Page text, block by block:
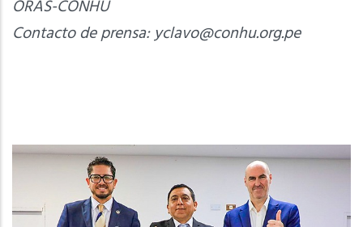
ORAS-CONHU
Contacto de prensa:yclavo@conhu.org.pe